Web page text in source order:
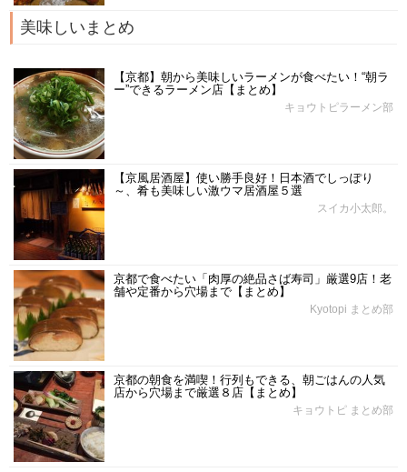
美味しいまとめ
【京都】朝から美味しいラーメンが食べたい！“朝ラ
ー”できるラーメン店【まとめ】
キョウトピラーメン部
【京風居酒屋】使い勝手良好！日本酒でしっぽり
～、肴も美味しい激ウマ居酒屋５選
スイカ小太郎。
京都で食べたい「肉厚の絶品さば寿司」厳選9店！老
舗や定番から穴場まで【まとめ】
Kyotopi まとめ部
京都の朝食を満喫！行列もできる、朝ごはんの人気
店から穴場まで厳選８店【まとめ】
キョウトピ まとめ部